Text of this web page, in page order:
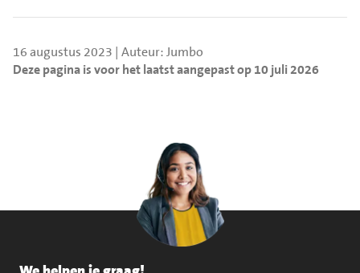
16 augustus 2023 | Auteur: Jumbo
Deze pagina is voor het laatst aangepast op 10 juli 2026